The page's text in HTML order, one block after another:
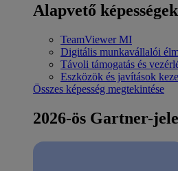
Alapvető képességek
TeamViewer MI
Digitális munkavállalói
Távoli támogatás és
Eszközök és javítások
Összes képesség megtekintése
2026-ös Gartner-